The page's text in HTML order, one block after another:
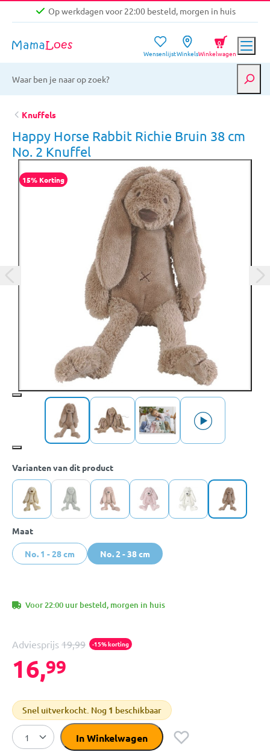
Op werkdagen voor 22:00 besteld, morgen in huis
Gratis verzending vanaf €39,-
Op werkdagen voor 22:00 besteld, morgen in huis
WensenlijstWinkelsWinkelwagen
0
Knuffels
Happy Horse Rabbit Richie Bruin 38 cm
No. 2 Knuffel
15% Korting
Varianten van dit product
Maat
No. 1 - 28 cm No. 2 - 38 cm
Voor 22:00 uur besteld, morgen in huis
Adviesprijs 19,99 -15% korting
16,99
Snel uitverkocht. Nog 1 beschikbaar
In Winkelwagen